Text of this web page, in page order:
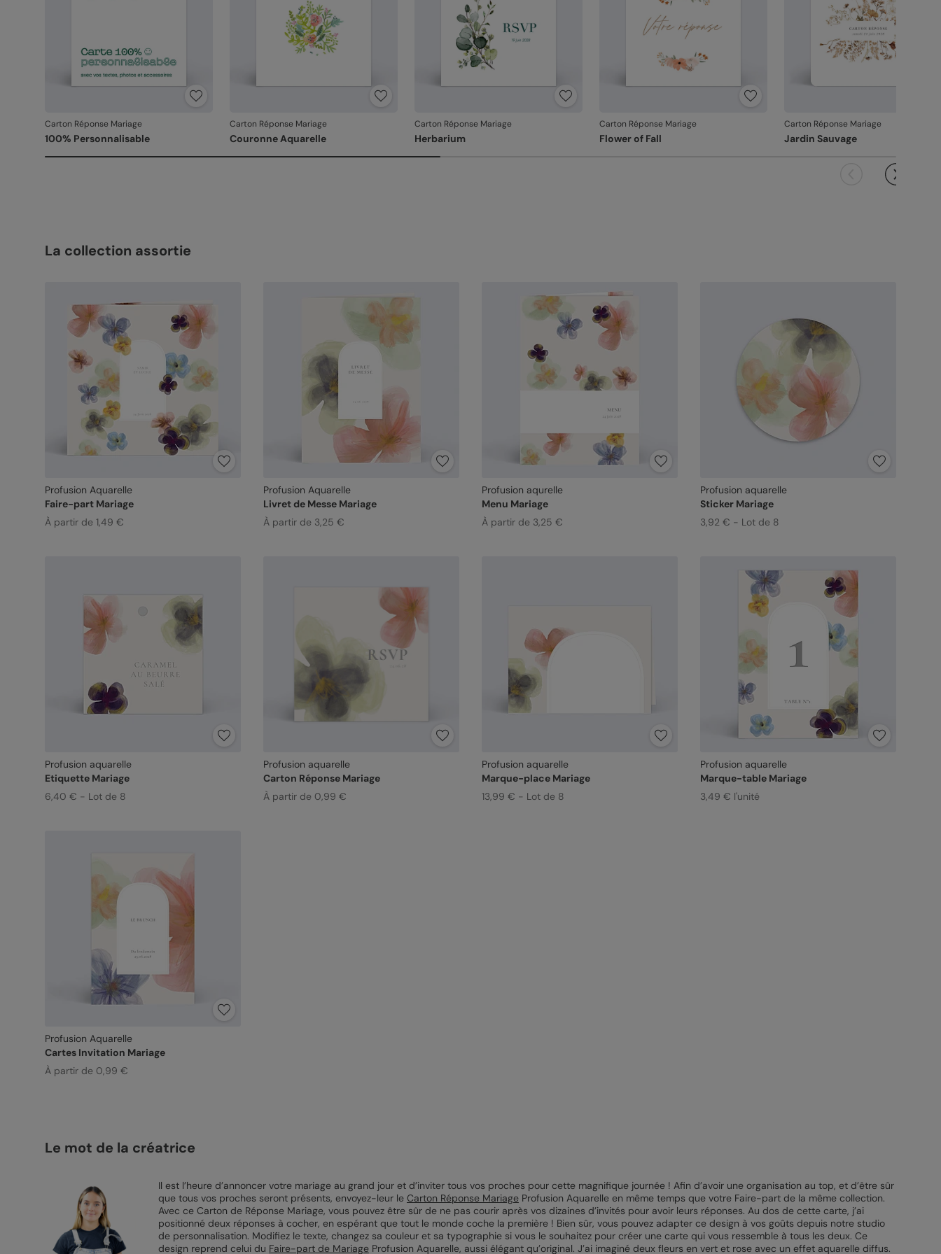
Carton Réponse Mariage
100% Personnalisable
Carton Réponse Mariage
Couronne Aquarelle
Carton Réponse Mariage
Herbarium
Carton Réponse Mariage
Flower of Fall
Carton Réponse Mariage
Jardin Sauvage
La collection assortie
Profusion Aquarelle
Faire-part Mariage
À partir de 1,49 €
Profusion Aquarelle
Livret de Messe Mariage
À partir de 3,25 €
Profusion aqurelle
Menu Mariage
À partir de 3,25 €
Profusion aquarelle
Sticker Mariage
3,92 € - Lot de 8
Profusion aquarelle
Etiquette Mariage
6,40 € - Lot de 8
Profusion aquarelle
Carton Réponse Mariage
À partir de 0,99 €
Profusion aquarelle
Marque-place Mariage
13,99 € - Lot de 8
Profusion aquarelle
Marque-table Mariage
3,49 € l'unité
Profusion Aquarelle
Cartes Invitation Mariage
À partir de 0,99 €
Le mot de la créatrice
Il est l’heure d’annoncer votre mariage au grand jour et d’inviter tous vos proches pour cette magnifique journée ! Afin d’avoir une organisation au top, et d’être sûr
que tous vos proches seront présents, envoyez-leur le Carton Réponse MariageProfusion Aquarelle en même temps que votre Faire-part de la même collection.
Avec ce Carton de Réponse Mariage, vous pouvez être sûr de ne pas courir après vos dizaines d’invités pour avoir leurs réponses. Au dos de cette carte, j’ai
positionné deux réponses à cocher, en espérant que tout le monde coche la première ! Bien sûr, vous pouvez adapter ce design à vos goûts depuis notre studio
de personnalisation. Modifiez le texte, changez sa couleur et sa typographie si vous le souhaitez pour créer une carte qui vous ressemble à tous les deux. Ce
design reprend celui du Faire-part de MariageProfusion Aquarelle, aussi élégant qu’original. J’ai imaginé deux fleurs en vert et rose avec un effet aquarelle diffus.